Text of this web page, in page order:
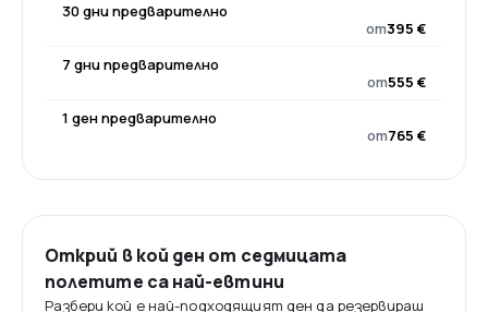
30 дни предварително
от395 €
7 дни предварително
от555 €
1 ден предварително
от765 €
Открий в кой ден от седмицата
полетите са най-евтини
Разбери кой е най-подходящият ден да резервираш